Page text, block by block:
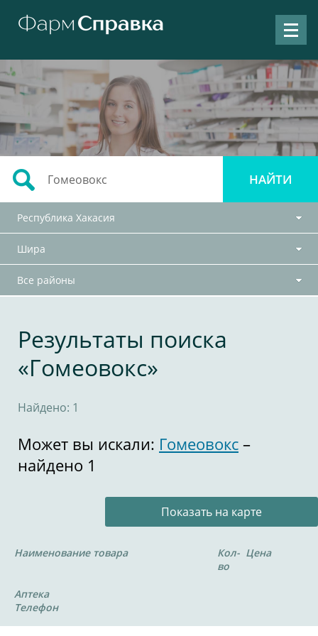
Республика Хакасия
Шира
Все районы
Результаты поиска
«Гомеовокс»
Найдено: 1
Может вы искали: Гомеовокс –
найдено 1
Показать на карте
Наименование товара
Кол-
во
Цена
Аптека
Телефон